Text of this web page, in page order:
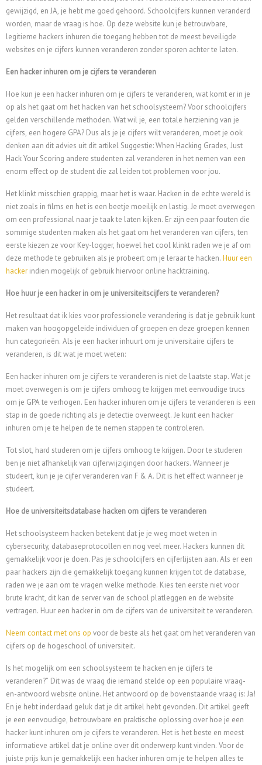
gewijzigd, en JA, je hebt me goed gehoord. Schoolcijfers kunnen veranderd
worden, maar de vraag is hoe. Op deze website kun je betrouwbare,
legitieme hackers inhuren die toegang hebben tot de meest beveiligde
websites en je cijfers kunnen veranderen zonder sporen achter te laten.
Een hacker inhuren om je cijfers te veranderen
Hoe kun je een hacker inhuren om je cijfers te veranderen, wat komt er in je
op als het gaat om het hacken van het schoolsysteem? Voor schoolcijfers
gelden verschillende methoden. Wat wil je, een totale herziening van je
cijfers, een hogere GPA? Dus als je je cijfers wilt veranderen, moet je ook
denken aan dit advies uit dit artikel Suggestie: When Hacking Grades, Just
Hack Your Scoring andere studenten zal veranderen in het nemen van een
enorm effect op de student die zal leiden tot problemen voor jou.
Het klinkt misschien grappig, maar het is waar. Hacken in de echte wereld is
niet zoals in films en het is een beetje moeilijk en lastig. Je moet overwegen
om een professional naar je taak te laten kijken. Er zijn een paar fouten die
sommige studenten maken als het gaat om het veranderen van cijfers, ten
eerste kiezen ze voor Key-logger, hoewel het cool klinkt raden we je af om
deze methode te gebruiken als je probeert om je leraar te hacken. Huur een
hacker indien mogelijk of gebruik hiervoor online hacktraining.
Hoe huur je een hacker in om je universiteitscijfers te veranderen?
Het resultaat dat ik kies voor professionele verandering is dat je gebruik kunt
maken van hoogopgeleide individuen of groepen en deze groepen kennen
hun categorieën. Als je een hacker inhuurt om je universitaire cijfers te
veranderen, is dit wat je moet weten:
Een hacker inhuren om je cijfers te veranderen is niet de laatste stap. Wat je
moet overwegen is om je cijfers omhoog te krijgen met eenvoudige trucs
om je GPA te verhogen. Een hacker inhuren om je cijfers te veranderen is een
stap in de goede richting als je detectie overweegt. Je kunt een hacker
inhuren om je te helpen de te nemen stappen te controleren.
Tot slot, hard studeren om je cijfers omhoog te krijgen. Door te studeren
ben je niet afhankelijk van cijferwijzigingen door hackers. Wanneer je
studeert, kun je je cijfer veranderen van F & A. Dit is het effect wanneer je
studeert.
Hoe de universiteitsdatabase hacken om cijfers te veranderen
Het schoolsysteem hacken betekent dat je je weg moet weten in
cybersecurity, databaseprotocollen en nog veel meer. Hackers kunnen dit
gemakkelijk voor je doen. Pas je schoolcijfers en cijferlijsten aan. Als er een
paar hackers zijn die gemakkelijk toegang kunnen krijgen tot de database,
raden we je aan om te vragen welke methode. Kies ten eerste niet voor
brute kracht, dit kan de server van de school platleggen en de website
vertragen. Huur een hacker in om de cijfers van de universiteit te veranderen.
Neem contact met ons op voor de beste als het gaat om het veranderen van
cijfers op de hogeschool of universiteit.
Is het mogelijk om een schoolsysteem te hacken en je cijfers te
veranderen?” Dit was de vraag die iemand stelde op een populaire vraag-
en-antwoord website online. Het antwoord op de bovenstaande vraag is: Ja!
En je hebt inderdaad geluk dat je dit artikel hebt gevonden. Dit artikel geeft
je een eenvoudige, betrouwbare en praktische oplossing over hoe je een
hacker kunt inhuren om je cijfers te veranderen. Het is het beste en meest
informatieve artikel dat je online over dit onderwerp kunt vinden. Voor de
juiste prijs kun je gemakkelijk een hacker inhuren om je te helpen alles te